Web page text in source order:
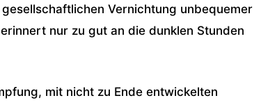
Vernichtung unbequemer
nur zu gut an die dunklen Stunden
mit nicht zu Ende entwickelten